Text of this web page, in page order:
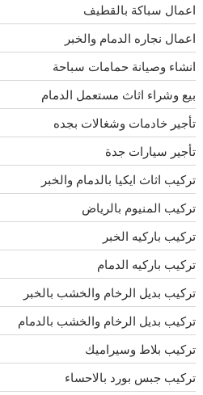
اعمال سباكة بالقطيف
اعمال نجاره الدمام والخبر
انشاء وصيانة حمامات سباحة
بيع وشراء اثاث مستعمل الدمام
تأجير خادمات وشغالات بجده
تأجير سيارات جدة
تركيب اثاث ايكيا بالدمام والخبر
تركيب المنيوم بالرياض
تركيب باركيه الخبر
تركيب باركيه الدمام
تركيب بديل الرخام والخشب بالخبر
تركيب بديل الرخام والخشب بالدمام
تركيب بلاط وسيراميك
تركيب جبس بورد بالاحساء